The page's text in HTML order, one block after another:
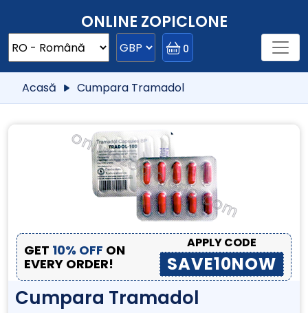
ONLINE ZOPICLONE
0
Acasă Cumpara Tramadol
GET 10% OFF ON
EVERY ORDER!
APPLY CODE
SAVE10NOW
Cumpara Tramadol